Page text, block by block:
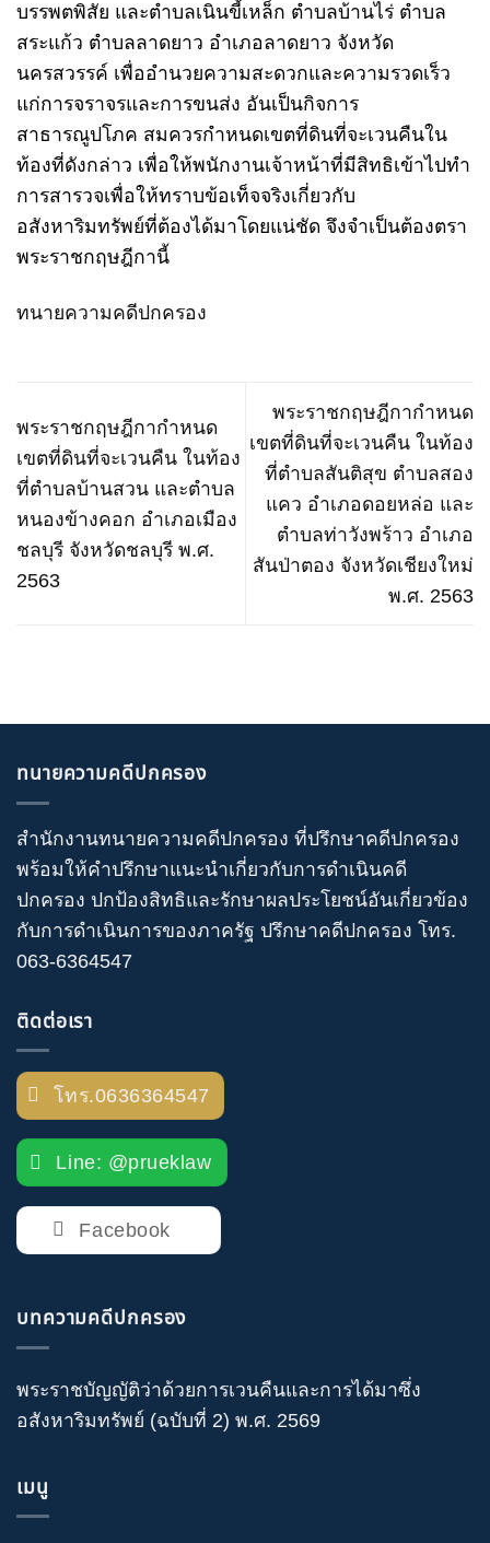
บรรพตพิสัย และตำบลเนินขี้เหล็ก ตำบลบ้านไร่ ตำบล
สระแก้ว ตำบลลาดยาว อำเภอลาดยาว จังหวัด
นครสวรรค์ เพื่ออำนวยความสะดวกและความรวดเร็ว
แก่การจราจรและการขนส่ง อันเป็นกิจการ
สาธารณูปโภค สมควรกำหนดเขตที่ดินที่จะเวนคืนใน
ท้องที่ดังกล่าว เพื่อให้พนักงานเจ้าหน้าที่มีสิทธิเข้าไปทำ
การสารวจเพื่อให้ทราบข้อเท็จจริงเกี่ยวกับ
อสังหาริมทรัพย์ที่ต้องได้มาโดยแน่ชัด จึงจำเป็นต้องตรา
พระราชกฤษฎีกานี้
ทนายความคดีปกครอง
พระราชกฤษฎีกากำหนด
เขตที่ดินที่จะเวนคืน ในท้อง
ที่ตำบลบ้านสวน และตำบล
หนองข้างคอก อำเภอเมือง
ชลบุรี จังหวัดชลบุรี พ.ศ.
2563
พระราชกฤษฎีกากำหนด
เขตที่ดินที่จะเวนคืน ในท้อง
ที่ตำบลสันติสุข ตำบลสอง
แคว อำเภอดอยหล่อ และ
ตำบลท่าวังพร้าว อำเภอ
สันป่าตอง จังหวัดเชียงใหม่
พ.ศ. 2563
ทนายความคดีปกครอง
สำนักงานทนายความคดีปกครอง ที่ปรึกษาคดีปกครอง
พร้อมให้คำปรึกษาแนะนำเกี่ยวกับการดำเนินคดี
ปกครอง ปกป้องสิทธิและรักษาผลประโยชน์อันเกี่ยวข้อง
กับการดำเนินการของภาครัฐ ปรึกษาคดีปกครอง โทร.
063-6364547
ติดต่อเรา
โทร.0636364547
Line: @prueklaw
Facebook
บทความคดีปกครอง
พระราชบัญญัติว่าด้วยการเวนคืนและการได้มาซึ่ง
อสังหาริมทรัพย์ (ฉบับที่ 2) พ.ศ. 2569
เมนู